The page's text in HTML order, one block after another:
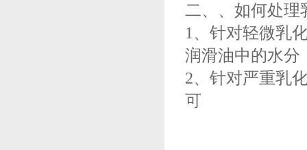
二、、如何处理
1、针对轻微乳
润滑油中的水分
2、针对严重乳
可